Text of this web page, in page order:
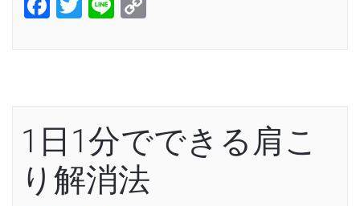
1日1分でできる肩こ
り解消法